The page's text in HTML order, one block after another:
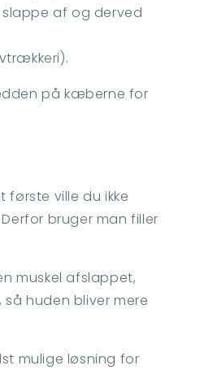
af og derved
på kæberne for
første ville du ikke
bruger man filler
muskel afslappet,
huden bliver mere
mulige løsning for